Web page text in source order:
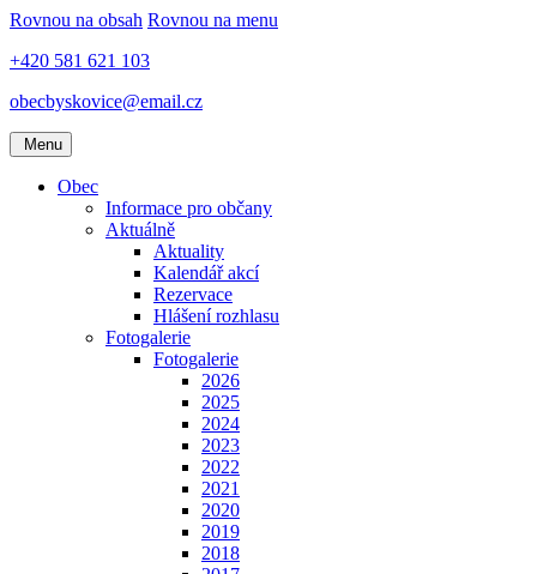
Rovnou na obsah Rovnou na menu
+420 581 621 103
obecbyskovice@email.cz
Menu
Obec
Informace pro občany
Aktuálně
Aktuality
Kalendář akcí
Rezervace
Hlášení rozhlasu
Fotogalerie
Fotogalerie
2026
2025
2024
2023
2022
2021
2020
2019
2018